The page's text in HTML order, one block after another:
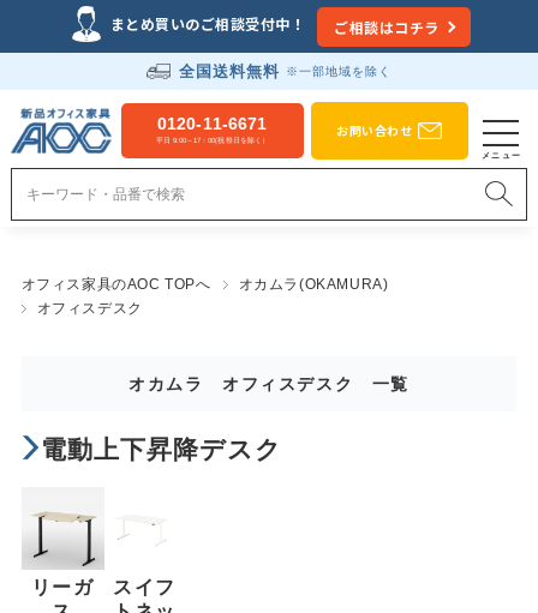
まとめ買いのご相談受付中！ ご相談はコチラ
全国送料無料 ※一部地域を除く
0120-11-6671
平日 9:00～17：00(祝祭日を除く）
お問い合わせ
オフィス家具のAOC TOPへ
オカムラ(OKAMURA)
オフィスデスク
オカムラ オフィスデスク 一覧
電動上下昇降デスク
リーガ
スイフ